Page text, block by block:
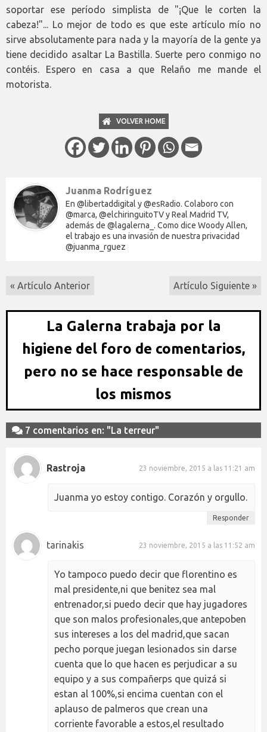
soportar ese período simplista de "¡Que le corten la
cabeza!"... Lo mejor de todo es que este artículo mío no
sirve absolutamente para nada y la mayoría de la gente ya
tiene decidido asaltar La Bastilla. Suerte pero conmigo no
contéis. Espero en casa a que Relaño me mande el
motorista.
VOLVER HOME
Juanma Rodríguez
En @libertaddigital y @esRadio. Colaboro con
@marca, @elchiringuitoTV y Real Madrid TV,
además de @lagalerna_. Como dice Woody Allen,
el trabajo es una invasión de nuestra privacidad
@juanma_rguez
« Artículo Anterior Artículo Siguiente »
La Galerna trabaja por la
higiene del foro de comentarios,
pero no se hace responsable de
los mismos
7 comentarios en: "La terreur"
Rastroja 23 noviembre, 2015 a las 11:21 am
Juanma yo estoy contigo. Corazón y orgullo.
Responder
tarinakis 23 noviembre, 2015 a las 11:52 am
Yo tampoco puedo decir que florentino es
mal presidente,ni que benitez sea mal
entrenador,si puedo decir que hay jugadores
que son malos profesionales,que antepoben
sus intereses a los del madrid,que sacan
pecho porque juegan lesionados sin darse
cuenta que lo que hacen es perjudicar a su
equipo y a sus compañerps que quizá si
estan al 100%,si encima cuentan con el
aplauso de palmeros que crean una
corriente favorable a estos,el resultado